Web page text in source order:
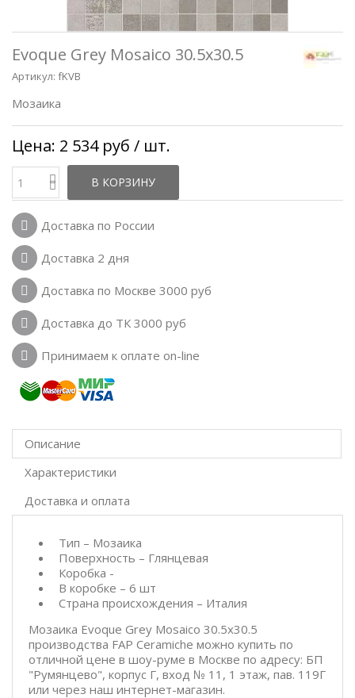
Evoque Grey Mosaico 30.5x30.5
Артикул: fKVB
Мозаика
Цена: 2 534 руб / шт.
В КОРЗИНУ
Доставка по России
Доставка 2 дня
Доставка по Москве 3000 руб
Доставка до ТК 3000 руб
Принимаем к оплате on-line
Описание
Характеристики
Доставка и оплата
Тип – Мозаика
Поверхность – Глянцевая
Коробка -
В коробке – 6 шт
Страна происхождения – Италия
Мозаика Evoque Grey Mosaico 30.5x30.5
производства FAP Ceramiche можно купить по
отличной цене в шоу-руме в Москве по адресу: БП
"Румянцево", корпус Г, вход № 11, 1 этаж, пав. 119Г
или через наш интернет-магазин.